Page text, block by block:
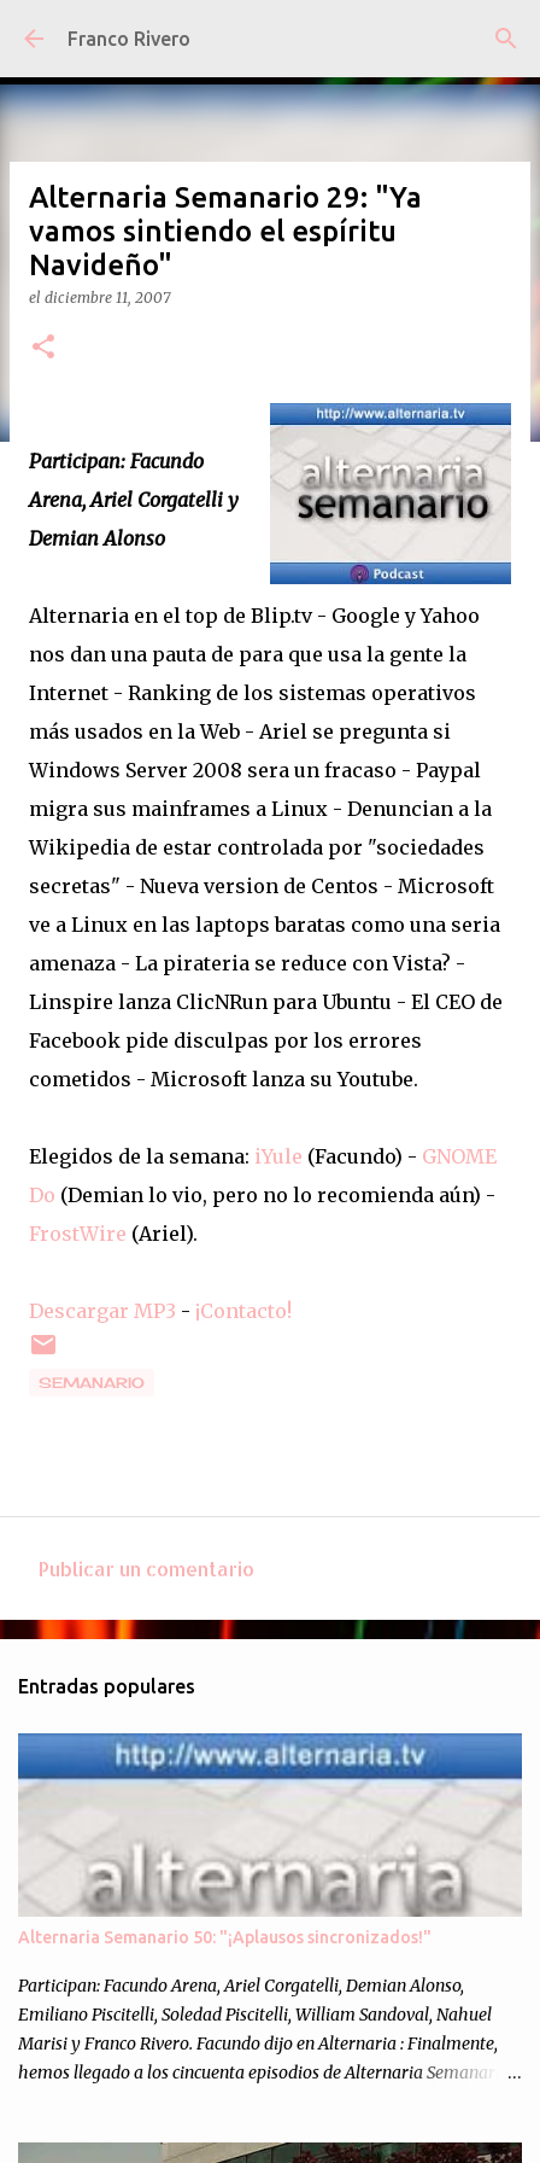
Ir al contenido principal
Franco Rivero
Alternaria Semanario 29: "Ya
vamos sintiendo el espíritu
Navideño"
el diciembre 11, 2007
Participan: Facundo
Arena, Ariel Corgatelli y
Demian Alonso
Alternaria en el top de Blip.tv - Google y Yahoo
nos dan una pauta de para que usa la gente la
Internet - Ranking de los sistemas operativos
más usados en la Web - Ariel se pregunta si
Windows Server 2008 sera un fracaso - Paypal
migra sus mainframes a Linux - Denuncian a la
Wikipedia de estar controlada por "sociedades
secretas" - Nueva version de Centos - Microsoft
ve a Linux en las laptops baratas como una seria
amenaza - La pirateria se reduce con Vista? -
Linspire lanza ClicNRun para Ubuntu - El CEO de
Facebook pide disculpas por los errores
cometidos - Microsoft lanza su Youtube.
Elegidos de la semana: iYule (Facundo) - GNOME
Do (Demian lo vio, pero no lo recomienda aún) -
FrostWire (Ariel).
Descargar MP3 - ¡Contacto!
SEMANARIO
o
e
n
t
o
s
Publicar un comentario
Entradas populares
Alternaria Semanario 50: "¡Aplausos sincronizados!"
Participan: Facundo Arena, Ariel Corgatelli, Demian Alonso,
Emiliano Piscitelli, Soledad Piscitelli, William Sandoval, Nahuel
Marisi y Franco Rivero. Facundo dijo en Alternaria : Finalmente,
hemos llegado a los cincuenta episodios de Alternaria Semanario.